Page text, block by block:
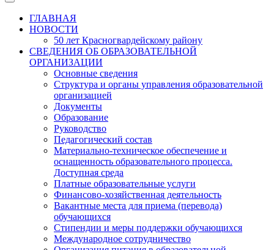
ГЛАВНАЯ
НОВОСТИ
50 лет Красногвардейскому району
СВЕДЕНИЯ ОБ ОБРАЗОВАТЕЛЬНОЙ
ОРГАНИЗАЦИИ
Основные сведения
Структура и органы управления образовательной
организацией
Документы
Образование
Руководство
Педагогический состав
Материально-техническое обеспечение и
оснащенность образовательного процесса.
Доступная среда
Платные образовательные услуги
Финансово-хозяйственная деятельность
Вакантные места для приема (перевода)
обучающихся
Стипендии и меры поддержки обучающихся
Международное сотрудничество